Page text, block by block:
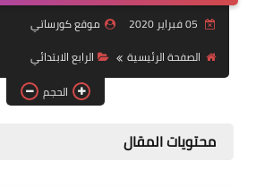
موضوعات
تربويات
تكنولوجيا
موقع كورساتي
الصفحة الرئيسية
الرابع الابتدائي
الحجم
محتويات المقال